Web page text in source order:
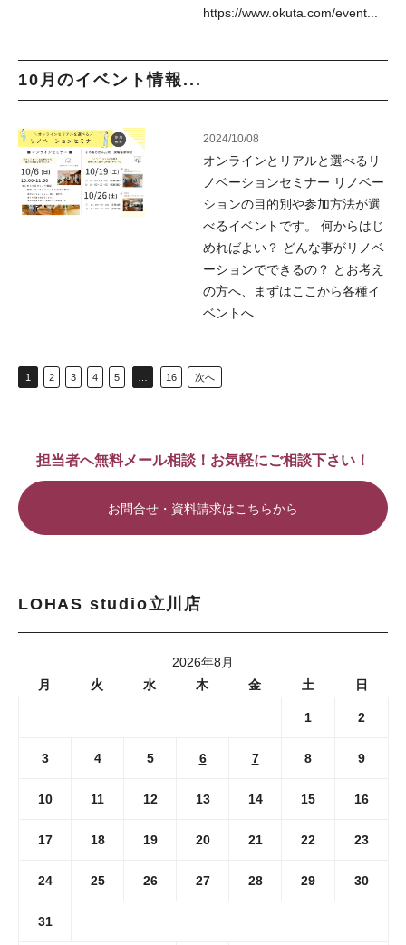
https://www.okuta.com/event...
10月のイベント情報...
2024/10/08
オンラインとリアルと選べるリ
ノベーションセミナー リノベー
ションの目的別や参加方法が選
べるイベントです。 何からはじ
めればよい？ どんな事がリノベ
ーションでできるの？ とお考え
の方へ、まずはここから各種イ
ベントへ...
1 2 3 4 5 16 次へ
担当者へ無料メール相談！お気軽にご相談下さい！
お問合せ・資料請求はこちらから
LOHAS studio立川店
2026年8月
月
火 水 木 金 土 日
1 2
3 4 5 6 7 8 9
10 11 12 13 14 15 16
17 18 19 20 21 22 23
24 25 26 27 28 29 30
31